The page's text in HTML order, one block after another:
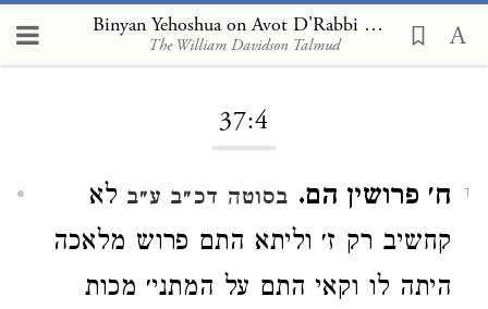
Binyan Yehoshua on Avot D'Rabbi Natan 37:4
The William Davidson Talmud
Loading...
37:4
1 ח׳ פרושין הם. בסוטה דכ״ב ע״ב לא
קחשיב רק ז׳ וליתא התם פרוש מלאכה
היתה לו וקאי התם על המתני׳ מכות